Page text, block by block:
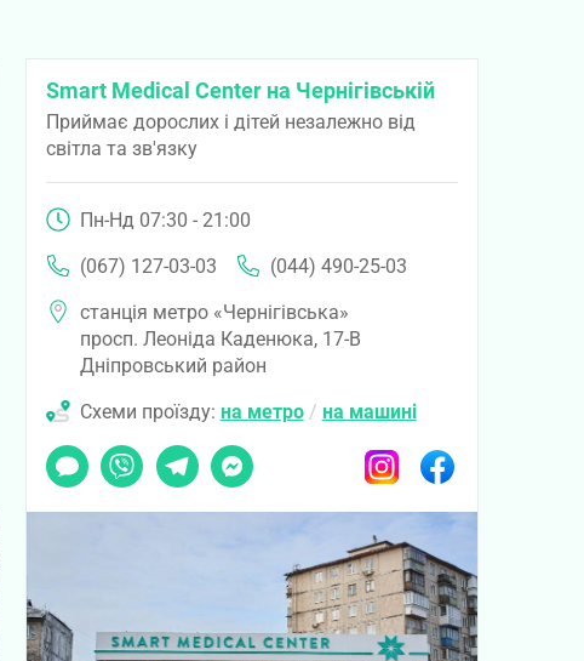
Smart Medical Center на Чернігівській
Приймає дорослих і дітей незалежно від
світла та зв'язку
Пн-Нд 07:30 - 21:00
(067) 127-03-03
(044) 490-25-03
станція метро «Чернігівська»
просп. Леоніда Каденюка, 17-В
Дніпровський район
Схеми проїзду: на метро/ на машині
Чат Viber TelegramMessenger InstagramFacebook